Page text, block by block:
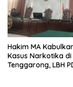
Hakim MA
Kasus Narkotika di
Tenggarong, LBH